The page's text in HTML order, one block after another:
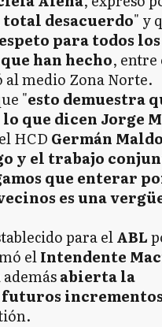
total desacuerdo" y
para todos los
han hecho, entre
al medio Zona Norte.
"esto demuestra
que dicen Jorge
HCD Germán
y el trabajo
que enterar
es una
para elABL
elIntendente
abierta la
incrementos